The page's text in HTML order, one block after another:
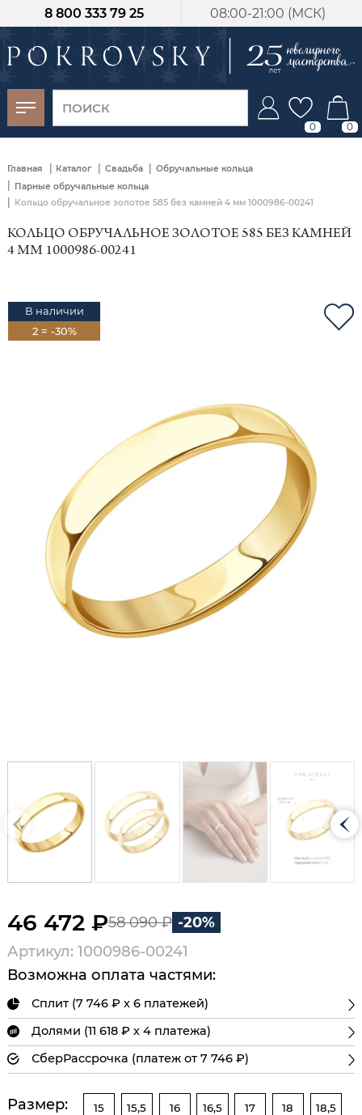
08:00-21:00 (МСК)
8 800 333 79 25
0 0
Главная | Каталог | Свадьба | Обручальные кольца
Парные обручальные кольца
Кольцо обручальное золотое 585 без камней 4 мм 1000986-00241
КОЛЬЦО ОБРУЧАЛЬНОЕ ЗОЛОТОЕ 585 БЕЗ КАМНЕЙ
4 ММ 1000986-00241
В наличии
2 = -30%
46 472 ₽58 090 ₽ -20%
Артикул: 1000986-00241
Возможна оплата частями:
Сплит (7 746 ₽ х 6 платежей)
Долями (11 618 ₽ х 4 платежа)
СберРассрочка (платеж от 7 746 ₽)
Размер: 15 15,5 16 16,5 17 18 18,5
-30%
от 15 дней с
момента оплаты